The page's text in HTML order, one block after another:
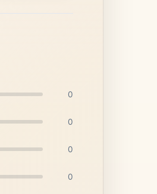
0
0
0
0